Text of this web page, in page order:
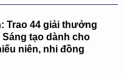
Trao 44 giải thưởng
tạo dành cho
niên, nhi đồng